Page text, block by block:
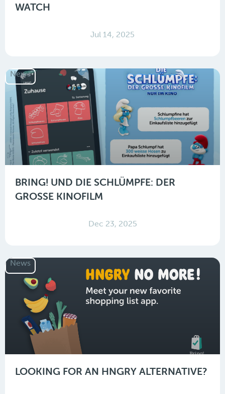
WATCH
Jul 14, 2025
News
BRING! UND DIE SCHLÜMPFE: DER
GROSSE KINOFILM
Dec 23, 2025
News
LOOKING FOR AN HNGRY ALTERNATIVE?